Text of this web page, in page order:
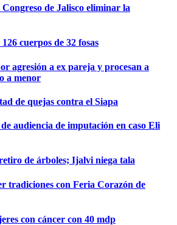
de Jalisco eliminar la
cuerpos de 32 fosas
agresión a ex pareja y procesan a
a menor
de quejas contra el Siapa
audiencia de imputación en caso Eli
de árboles; Ijalvi niega tala
tradiciones con Feria Corazón de
con cáncer con 40 mdp